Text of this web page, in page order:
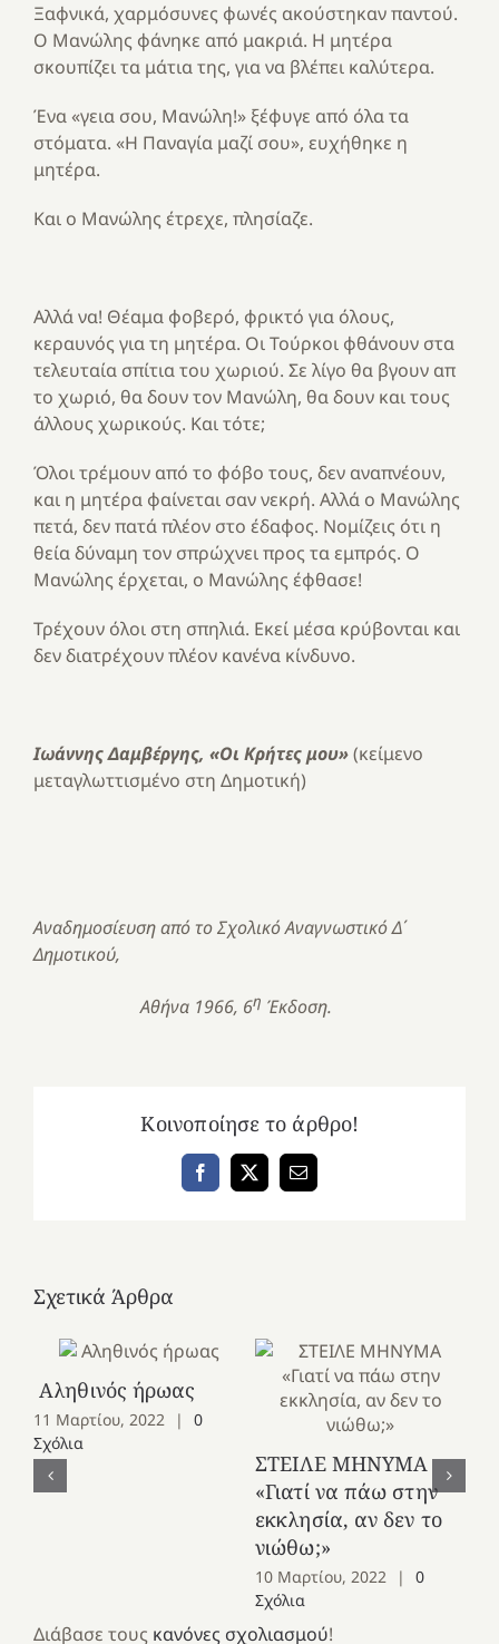
Ξαφνικά, χαρμόσυνες φωνές ακούστηκαν παντού.
Ο Μανώλης φάνηκε από μακριά. Η μητέρα
σκουπίζει τα μάτια της, για να βλέπει καλύτερα.
Ένα «γεια σου, Μανώλη!» ξέφυγε από όλα τα
στόματα. «Η Παναγία μαζί σου», ευχήθηκε η
μητέρα.
Και ο Μανώλης έτρεχε, πλησίαζε.
Αλλά να! Θέαμα φοβερό, φρικτό για όλους,
κεραυνός για τη μητέρα. Οι Τούρκοι φθάνουν στα
τελευταία σπίτια του χωριού. Σε λίγο θα βγουν απ
το χωριό, θα δουν τον Μανώλη, θα δουν και τους
άλλους χωρικούς. Και τότε;
Όλοι τρέμουν από το φόβο τους, δεν αναπνέουν,
και η μητέρα φαίνεται σαν νεκρή. Αλλά ο Μανώλης
πετά, δεν πατά πλέον στο έδαφος. Νομίζεις ότι η
θεία δύναμη τον σπρώχνει προς τα εμπρός. Ο
Μανώλης έρχεται, ο Μανώλης έφθασε!
Τρέχουν όλοι στη σπηλιά. Εκεί μέσα κρύβονται και
δεν διατρέχουν πλέον κανένα κίνδυνο.
Ιωάννης Δαμβέργης, «Οι Κρήτες μου»(κείμενο
μεταγλωττισμένο στη Δημοτική)
Αναδημοσίευση από το Σχολικό Αναγνωστικό Δ΄
Δημοτικού,
Αθήνα 1966, 6η Έκδοση.
Κοινοποίησε το άρθρο!
Facebook
X Email
Σχετικά Άρθρα
Αληθινός ήρωας
11 Μαρτίου, 2022 |
0
Σχόλια
ΣΤΕΙΛΕ ΜΗΝΥΜΑ
«Γιατί να πάω στην
εκκλησία, αν δεν το
νιώθω;»
10 Μαρτίου, 2022 |
0
Σχόλια
Διάβασε τους κανόνες σχολιασμού!